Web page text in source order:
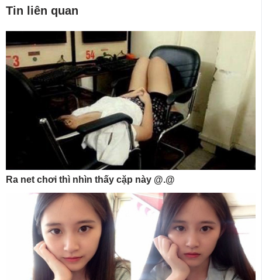
Tin liên quan
Ra net chơi thì nhìn thấy cặp này @.@